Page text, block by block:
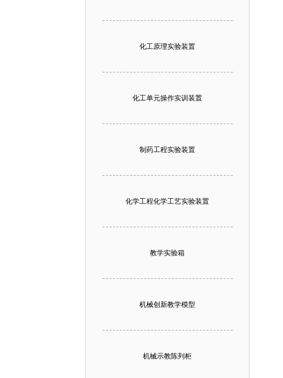
化工原理实验装置
化工单元操作实训装置
制药工程实验装置
化学工程化学工艺实验装置
教学实验箱
机械创新教学模型
机械示教陈列柜